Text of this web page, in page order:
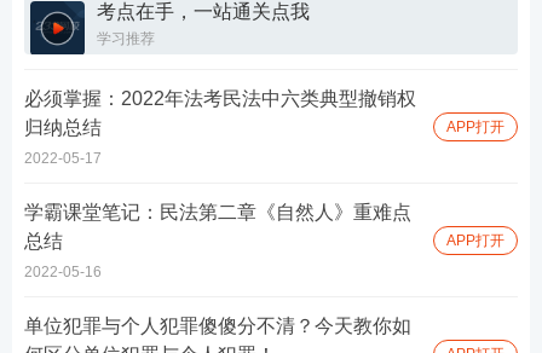
考点在手，一站通关点我
学习推荐
必须掌握：2022年法考民法中六类典型撤销权
归纳总结
2022-05-17
APP打开
学霸课堂笔记：民法第二章《自然人》重难点
总结
2022-05-16
APP打开
单位犯罪与个人犯罪傻傻分不清？今天教你如